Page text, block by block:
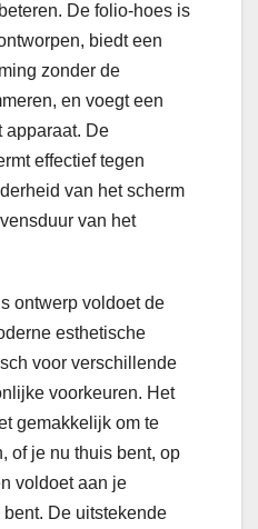
De folio-hoes is
biedt een
zonder de
en voegt een
apparaat. De
effectief tegen
van het scherm
van het
ontwerp voldoet de
esthetische
voor verschillende
voorkeuren. Het
gemakkelijk om te
of je nu thuis bent, op
voldoet aan je
De uitstekende